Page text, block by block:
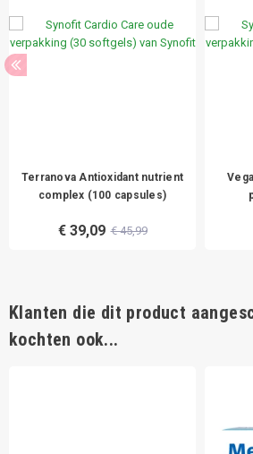
Terranova Antioxidant nutrient
complex (100 capsules)
€ 39,09 € 45,99
Klanten die dit product
kochten ook...